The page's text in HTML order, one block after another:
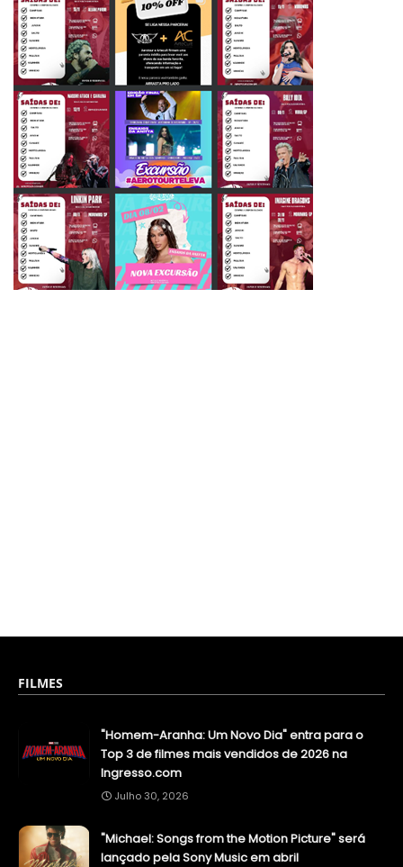
FILMES
"Homem-Aranha: Um Novo Dia" entra para o
Top 3 de filmes mais vendidos de 2026 na
Ingresso.com
Julho 30, 2026
"Michael: Songs from the Motion Picture" será
lançado pela Sony Music em abril